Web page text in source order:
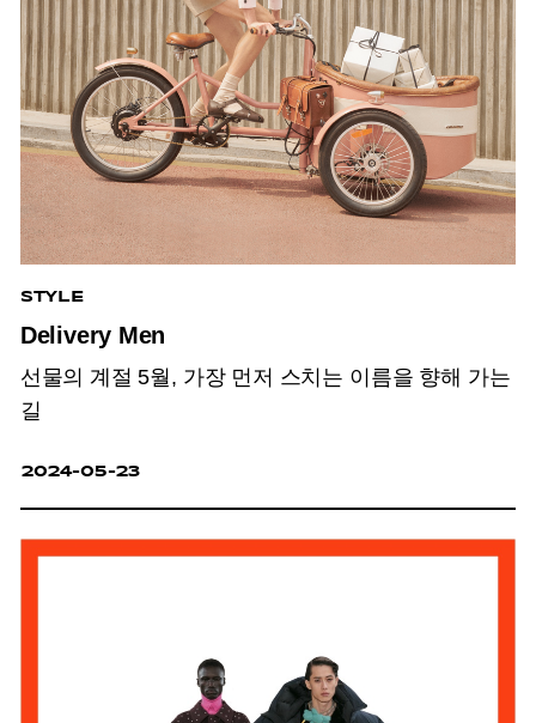
STYLE
Delivery Men
선물의 계절 5월, 가장 먼저 스치는 이름을 향해 가는
길
2024-05-23